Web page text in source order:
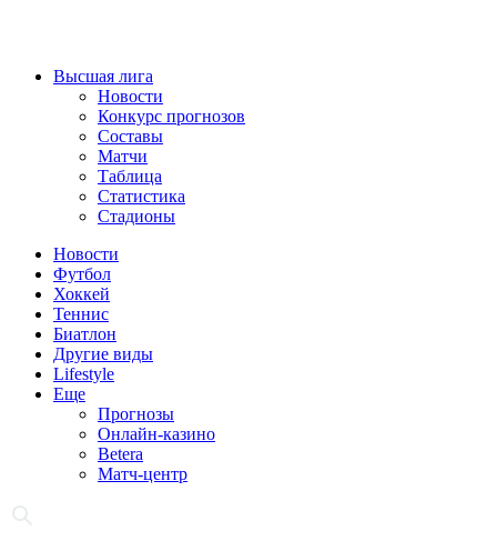
Высшая лига
Новости
Конкурс прогнозов
Составы
Матчи
Таблица
Статистика
Стадионы
Новости
Футбол
Хоккей
Теннис
Биатлон
Другие виды
Lifestyle
Еще
Прогнозы
Онлайн-казино
Betera
Матч-центр